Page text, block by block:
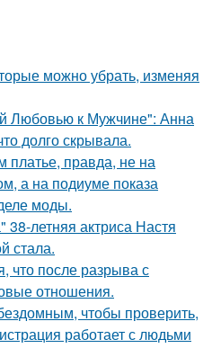
можно убрать, изменяя
Любовью к Мужчине": Анна
долго скрывала.
платье, правда, не на
а на подиуме показа
моды.
летняя актриса Настя
стала.
что после разрыва с
отношения.
чтобы проверить,
работает с людьми